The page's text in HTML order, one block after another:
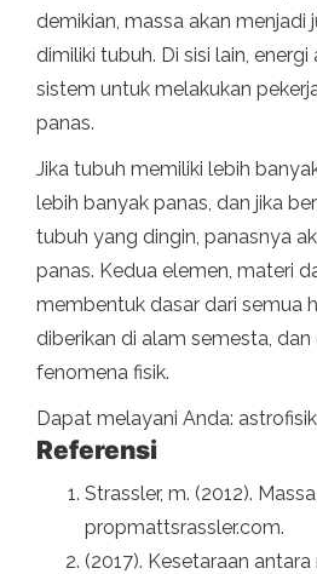
demikian, massa akan menjadi
dimiliki tubuh. Di sisi lain,
sistem untuk melakukan
panas.
Jika tubuh memiliki lebih
lebih banyak panas, dan jika
tubuh yang dingin, panasnya
panas. Kedua elemen, materi
membentuk dasar dari semua
diberikan di alam semesta, dan
fenomena fisik.
Dapat melayani Anda:
Referensi
Strassler, m. (2012).
propmattsrassler.com.
(2017). Kesetaraan